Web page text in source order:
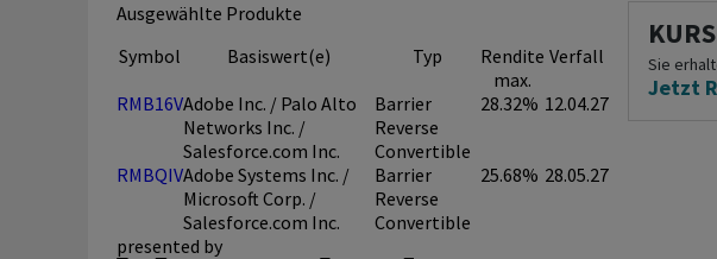
Sie
Jetzt
Ausgewählte Produkte
Symbol
Basiswert(e) Typ
Rendite
max.
Verfall
RMB16VAdobe Inc. / Palo Alto
Networks Inc. /
Salesforce.com Inc.
Barrier
Reverse
Convertible
28.32% 12.04.27
RMBQIVAdobe Systems Inc. /
Microsoft Corp. /
Salesforce.com Inc.
Barrier
Reverse
Convertible
25.68% 28.05.27
presented by